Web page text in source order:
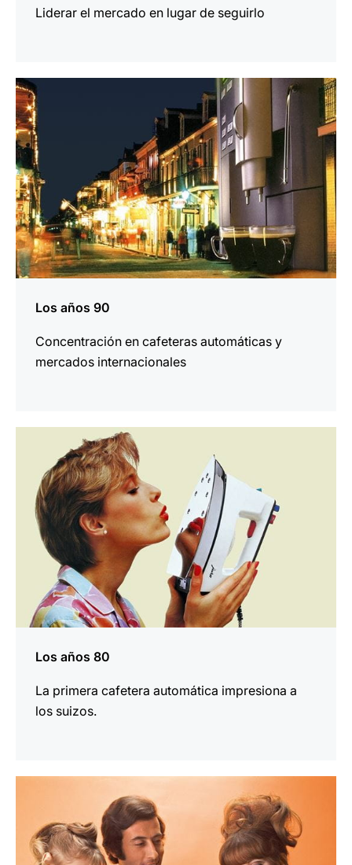
Liderar el mercado en lugar de seguirlo
Los años 90
Concentración en cafeteras automáticas y
mercados internacionales
más
información
Los años 80
La primera cafetera automática impresiona a
los suizos.
información